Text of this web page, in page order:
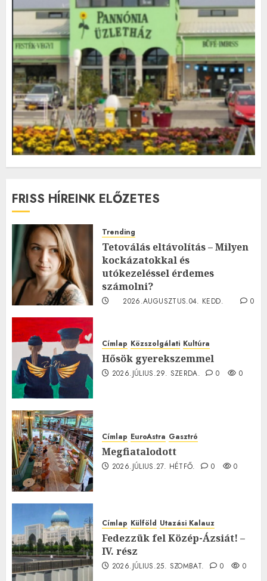
FRISS HÍREINK ELŐZETES
Trending
Tetoválás eltávolítás – Milyen
kockázatokkal és
utókezeléssel érdemes
számolni?
2026.AUGUSZTUS.04. KEDD.
0
Címlap Közszolgálati Kultúra
Hősök gyerekszemmel
2026.JÚLIUS.29. SZERDA. 0 0
Címlap EuroAstra Gasztró
Megfiatalodott
2026.JÚLIUS.27. HÉTFŐ. 0 0
Címlap Külföld Utazási Kalauz
Fedezzük fel Közép-Ázsiát! –
IV. rész
2026.JÚLIUS.25. SZOMBAT. 0 0